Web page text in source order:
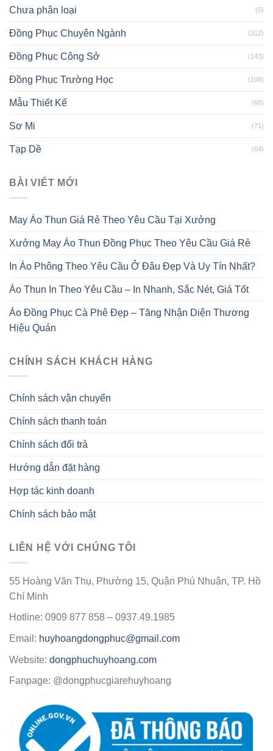
Chưa phân loại (5)
Đồng Phục Chuyên Ngành (312)
Đồng Phục Công Sở (143)
Đồng Phục Trường Học (108)
Mẫu Thiết Kế (68)
Sơ Mi (71)
Tạp Dề (64)
BÀI VIẾT MỚI
May Áo Thun Giá Rẻ Theo Yêu Cầu Tại Xưởng
Xưởng May Áo Thun Đồng Phục Theo Yêu Cầu Giá Rẻ
In Áo Phông Theo Yêu Cầu Ở Đâu Đẹp Và Uy Tín Nhất?
Áo Thun In Theo Yêu Cầu – In Nhanh, Sắc Nét, Giá Tốt
Áo Đồng Phục Cà Phê Đẹp – Tăng Nhận Diện Thương
Hiệu Quán
CHÍNH SÁCH KHÁCH HÀNG
Chính sách vận chuyển
Chính sách thanh toán
Chính sách đổi trả
Hướng dẫn đặt hàng
Hợp tác kinh doanh
Chính sách bảo mật
LIÊN HỆ VỚI CHÚNG TÔI
55 Hoàng Văn Thụ, Phường 15, Quận Phú Nhuận, TP. Hồ
Chí Minh
Hotline: 0909 877 858 – 0937.49.1985
Email: huyhoangdongphuc@gmail.com
Website: dongphuchuyhoang.com
Fanpage: @dongphucgiarehuyhoang